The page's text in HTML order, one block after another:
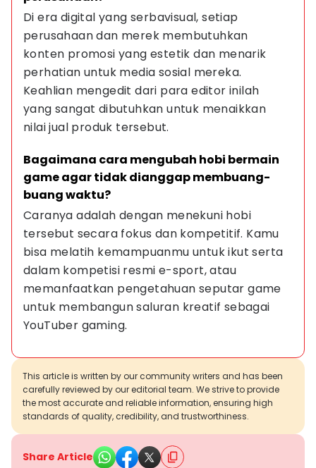
Di era digital yang serbavisual, setiap
perusahaan dan merek membutuhkan
konten promosi yang estetik dan menarik
perhatian untuk media sosial mereka.
Keahlian mengedit dari para editor inilah
yang sangat dibutuhkan untuk menaikkan
nilai jual produk tersebut.
Bagaimana cara mengubah hobi bermain
game agar tidak dianggap membuang-
buang waktu?
Caranya adalah dengan menekuni hobi
tersebut secara fokus dan kompetitif. Kamu
bisa melatih kemampuanmu untuk ikut serta
dalam kompetisi resmi e-sport, atau
memanfaatkan pengetahuan seputar game
untuk membangun saluran kreatif sebagai
YouTuber gaming.
This article is written by our community writers and has been
carefully reviewed by our editorial team. We strive to provide
the most accurate and reliable information, ensuring high
standards of quality, credibility, and trustworthiness.
Share Article